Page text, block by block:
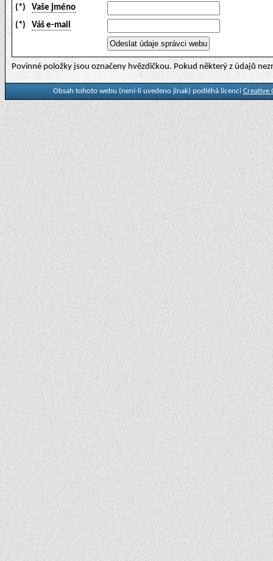
(*)
Vaše jméno
(*)
Váš e-mail
Povinné položky jsou označeny hvězdičkou. Pokud některý z údajů
Obsah tohoto webu (není-li uvedeno jinak) podléhá licenci Creative